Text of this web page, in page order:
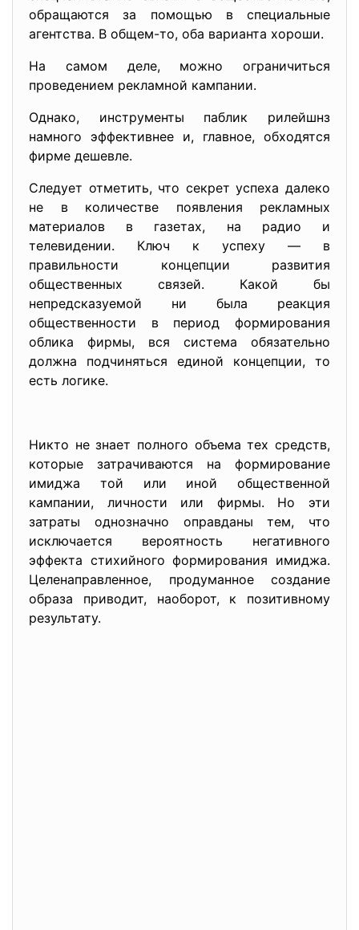
обращаются за помощью в специальные
агентства. В общем-то, оба варианта хороши.
На самом деле, можно ограничиться
проведением рекламной кампании.
Однако, инструменты паблик рилейшнз
намного эффективнее и, главное, обходятся
фирме дешевле.
Следует отметить, что секрет успеха далеко
не в количестве появления рекламных
материалов в газетах, на радио и
телевидении. Ключ к успеху — в
правильности концепции развития
общественных связей. Какой бы
непредсказуемой ни была реакция
общественности в период формирования
облика фирмы, вся система обязательно
должна подчиняться единой концепции, то
есть логике.
Никто не знает полного объема тех средств,
которые затрачиваются на формирование
имиджа той или иной общественной
кампании, личности или фирмы. Но эти
затраты однозначно оправданы тем, что
исключается вероятность негативного
эффекта стихийного формирования имиджа.
Целенаправленное, продуманное создание
образа приводит, наоборот, к позитивному
результату.